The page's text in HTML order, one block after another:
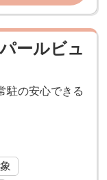
ールビュ
駐の安心できる